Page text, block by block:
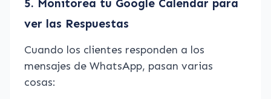
5. Monitorea tu Google Calendar para
ver las Respuestas
Cuando los clientes responden a los
mensajes de WhatsApp, pasan varias
cosas: